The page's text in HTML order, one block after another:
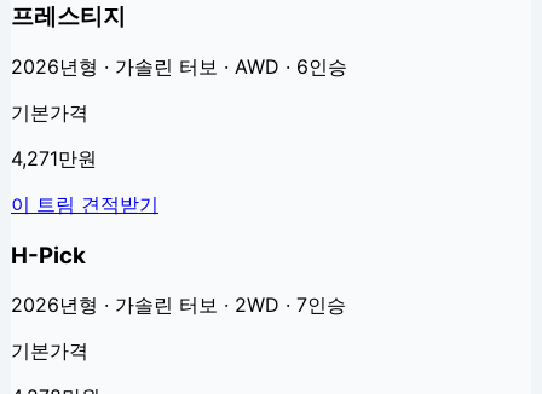
프레스티지
2026년형 · 가솔린 터보 · AWD · 6인승
기본가격
4,271만원
이 트림 견적받기
H-Pick
2026년형 · 가솔린 터보 · 2WD · 7인승
기본가격